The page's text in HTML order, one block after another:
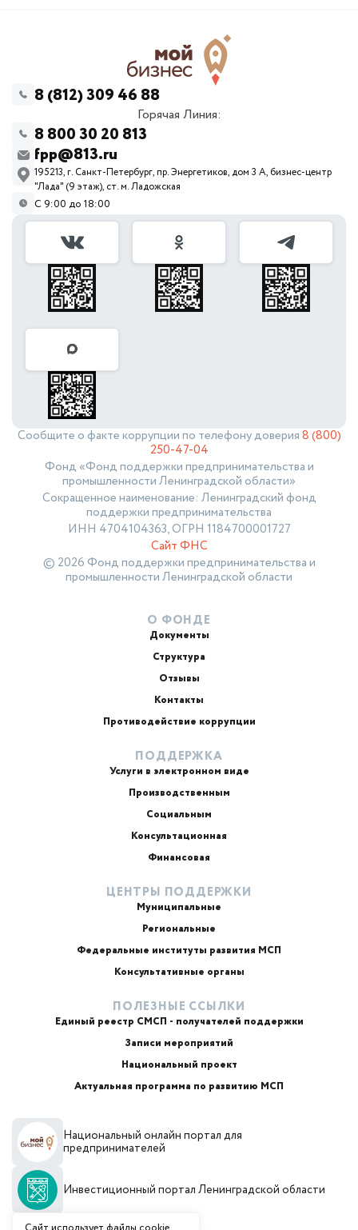
8 (812) 309 46 88
Горячая Линия:
8 800 30 20 813
fpp@813.ru
195213, г. Санкт-Петербург, пр. Энергетиков, дом 3 А, бизнес-центр
"Лада" (9 этаж), ст. м. Ладожская
С 9:00 до 18:00
Сообщите о факте коррупции по телефону доверия8 (800)
250-47-04
Фонд «Фонд поддержки предпринимательства и
промышленности Ленинградской области»
Сокращенное наименование: Ленинградский фонд
поддержки предпринимательства
ИНН 4704104363, ОГРН 1184700001727
Сайт ФНС
© 2026 Фонд поддержки предпринимательства и
промышленности Ленинградской области
О ФОНДЕ
Документы
Структура
Отзывы
Контакты
Противодействие коррупции
ПОДДЕРЖКА
Услуги в электронном виде
Производственным
Социальным
Консультационная
Финансовая
ЦЕНТРЫ ПОДДЕРЖКИ
Муниципальные
Региональные
Федеральные институты развития МСП
Консультативные органы
ПОЛЕЗНЫЕ ССЫЛКИ
Единый реестр СМСП - получателей поддержки
Записи мероприятий
Национальный проект
Актуальная программа по развитию МСП
Национальный онлайн портал для
предпринимателей
Инвестиционный портал Ленинградской области
ИИ-консультант
Маркетплейсы и регуляторика
Email или телефон — на выбор
Я согласен собработкой персональных данных и
Согласен(а) получать от Фонд «Фонд поддержки